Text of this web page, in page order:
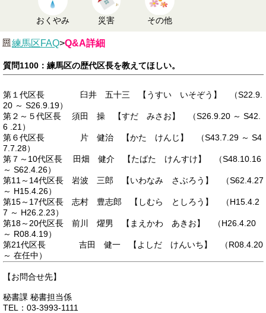
おくやみ 災害 その他
練馬区FAQ>Q&A詳細
質問1100：練馬区の歴代区長を教えてほしい。
第１代区長 臼井 五十三 【うすい いそぞう】 （S22.9.
20 ～ S26.9.19）
第２～５代区長 須田 操 【すだ みさお】 （S26.9.20 ～ S42.
6 .21）
第６代区長 片 健治 【かた けんじ】 （S43.7.29 ～ S4
7.7.28）
第７～10代区長 田畑 健介 【たばた けんすけ】 （S48.10.16
～ S62.4.26）
第11～14代区長 岩波 三郎 【いわなみ さぶろう】 （S62.4.27
～ H15.4.26）
第15～17代区長 志村 豊志郎 【しむら としろう】 （H15.4.2
7 ～ H26.2.23）
第18～20代区長 前川 燿男 【まえかわ あきお】 （H26.4.20
～ R08.4.19）
第21代区長 吉田 健一 【よしだ けんいち】 （R08.4.20
～ 在任中）
【お問合せ先】
秘書課 秘書担当係
TEL：03-3993-1111